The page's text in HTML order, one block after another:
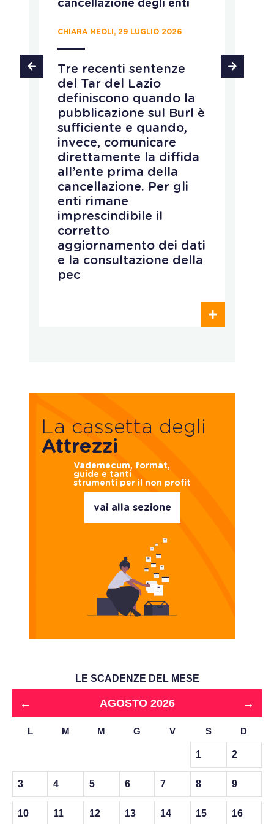
cancellazione degli enti
CHIARA MEOLI, 29 LUGLIO 2026
Tre recenti sentenze
del Tar del Lazio
definiscono quando la
pubblicazione sul Burl è
sufficiente e quando,
invece, comunicare
direttamente la diffida
all’ente prima della
cancellazione. Per gli
enti rimane
imprescindibile il
corretto
aggiornamento dei dati
e la consultazione della
pec
La cassetta degli
Attrezzi
Vademecum, format,
guide e tanti
strumenti per il non profit
vai alla sezione
LE SCADENZE DEL MESE
← AGOSTO 2026 →
L M M G V S D
1 2
3 4 5 6 7 8 9
10 11 12 13 14 15 16